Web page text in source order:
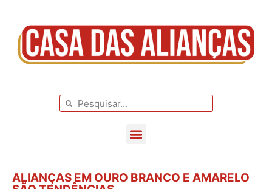
ALIANÇAS EM OURO BRANCO E AMARELO